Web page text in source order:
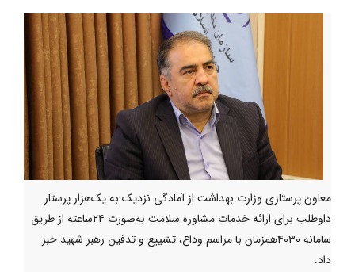
معاون پرستاری وزارت بهداشت از آمادگی نزدیک به یک‌هزار پرستار
داوطلب برای ارائه خدمات مشاوره سلامت به‌صورت ۲۴ساعته از طریق
سامانه ۴۰۳۰همزمان با مراسم وداع، تشییع و تدفین رهبر شهید خبر
داد.